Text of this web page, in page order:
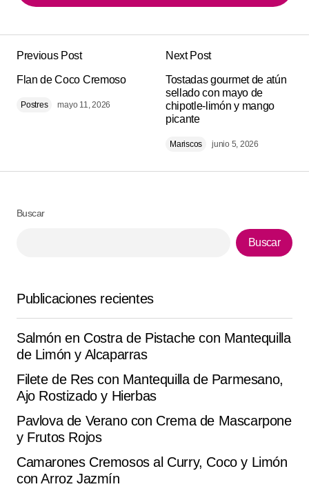
Añadir un comentario
publicada. Los campos obligatorios están
Your Name
Guarda mi nombre, correo electrónico y web en este
Submit Comment
Previous Post
Flan de Coco Cremoso
Postres mayo 11, 2026
Next Post
Tostadas gourmet de atún
sellado con mayo de
chipotle-limón y mango
picante
Mariscos junio 5, 2026
Buscar
Buscar
Publicaciones recientes
Salmón en Costra de Pistache con Mantequilla
de Limón y Alcaparras
Filete de Res con Mantequilla de Parmesano,
Ajo Rostizado y Hierbas
Pavlova de Verano con Crema de Mascarpone
y Frutos Rojos
Camarones Cremosos al Curry, Coco y Limón
con Arroz Jazmín